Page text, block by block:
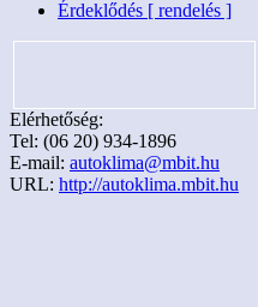
Érdeklődés [ rendelés ]
Elérhetőség:
Tel: (06 20) 934-1896
E-mail: autoklima@mbit.hu
URL: http://autoklima.mbit.hu